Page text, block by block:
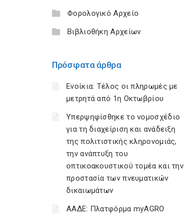
Φορολογικό Αρχείο
Βιβλιοθήκη Αρχείων
Πρόσφατα άρθρα
Ενοίκια: Τέλος οι πληρωμές με
μετρητά από 1η Οκτωβρίου
Υπερψηφίσθηκε το νομοσχέδιο
για τη διαχείριση και ανάδειξη
της πολιτιστικής κληρονομιάς,
την ανάπτυξη του
οπτικοακουστικού τομέα και την
προστασία των πνευματικών
δικαιωμάτων
ΑΑΔΕ: Πλατφόρμα myAGRO